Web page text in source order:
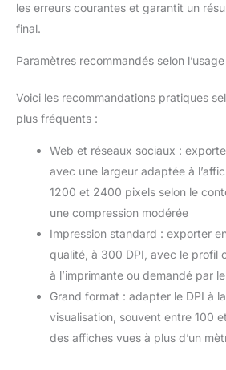
les erreurs courantes et garantit un
final.
Paramètres recommandés selon l’usage
Voici les recommandations pratiques
plus fréquents :
Web et réseaux sociaux :
avec une largeur adaptée à
1200 et 2400 pixels selon le
une compression modérée
Impression standard : exporter
qualité, à 300 DPI, avec le profil
à l’imprimante ou demandé par
Grand format : adapter le DPI à
visualisation, souvent entre 100
des affiches vues à plus d’un